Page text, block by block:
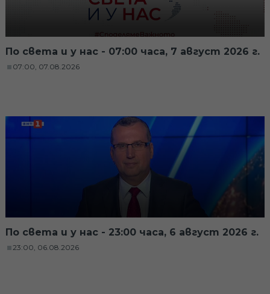
По света и у нас - 07:00 часа, 7 август 2026 г.
07:00, 07.08.2026
По света и у нас - 23:00 часа, 6 август 2026 г.
23:00, 06.08.2026